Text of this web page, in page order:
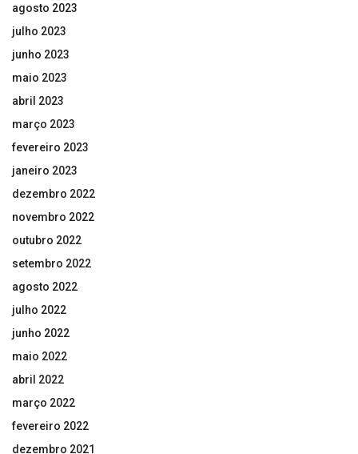
agosto 2023
julho 2023
junho 2023
maio 2023
abril 2023
março 2023
fevereiro 2023
janeiro 2023
dezembro 2022
novembro 2022
outubro 2022
setembro 2022
agosto 2022
julho 2022
junho 2022
maio 2022
abril 2022
março 2022
fevereiro 2022
dezembro 2021